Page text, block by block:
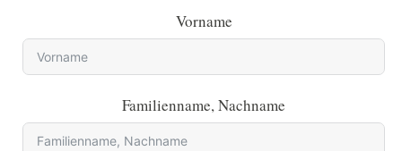
Vorname
Familienname, Nachname